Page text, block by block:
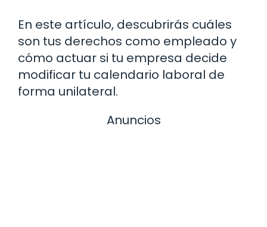
En este artículo, descubrirás cuáles
son tus derechos como empleado y
cómo actuar si tu empresa decide
modificar tu calendario laboral de
forma unilateral.
Anuncios